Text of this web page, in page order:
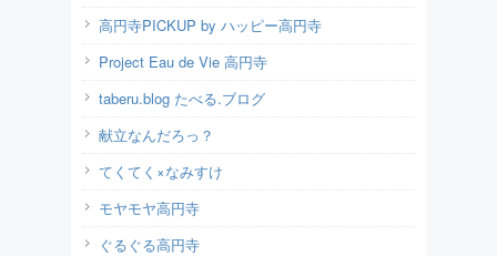
高円寺PICKUP by ハッピー高円寺
Project Eau de Vie 高円寺
taberu.blog たべる.ブログ
献立なんだろっ？
てくてく×なみすけ
モヤモヤ高円寺
ぐるぐる高円寺